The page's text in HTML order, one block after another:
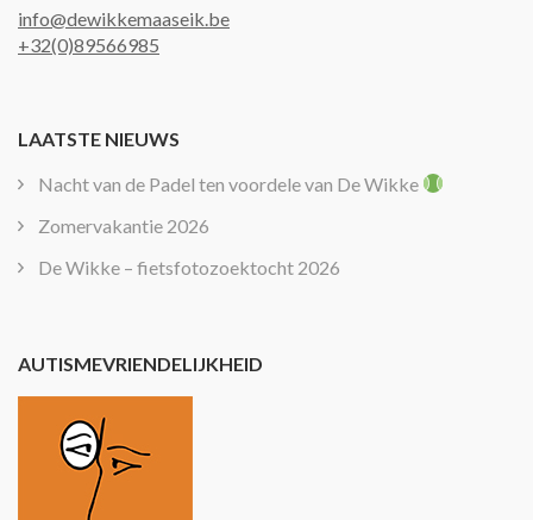
info@dewikkemaaseik.be
+32(0)89566985
LAATSTE NIEUWS
Nacht van de Padel ten voordele van De Wikke
Zomervakantie 2026
De Wikke – fietsfotozoektocht 2026
AUTISMEVRIENDELIJKHEID